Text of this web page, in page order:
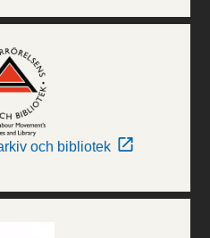
och bibliotek